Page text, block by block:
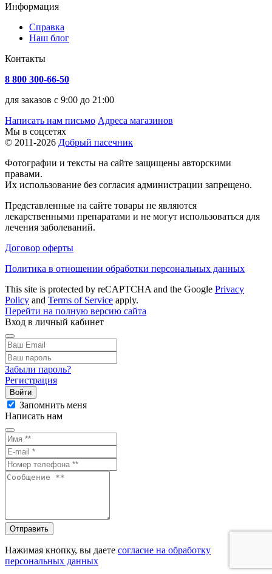
Информация
Справка
Наш блог
Контакты
8 800 300-66-50
для заказов с 9:00 до 21:00
Написать нам письмо Адреса магазинов
Мы в соцсетях
© 2011-2026 Добрый пасечник
Фотографии и тексты на сайте защищены авторскими
правами.
Их использование без согласия администрации запрещено.
Представленные на сайте товары не являются
лекарственными препаратами и не могут использоваться для
лечения заболеваний.
Договор оферты
Политика в отношении обработки персональных данных
This site is protected by reCAPTCHA and the Google Privacy
Policy and Terms of Service apply.
Перейти на полную версию сайта
Вход в личный кабинет
Забыли пароль?
Регистрация
Войти
Запомнить меня
Написать нам
Отправить
Нажимая кнопку, вы даете согласие на обработку
персональных данных